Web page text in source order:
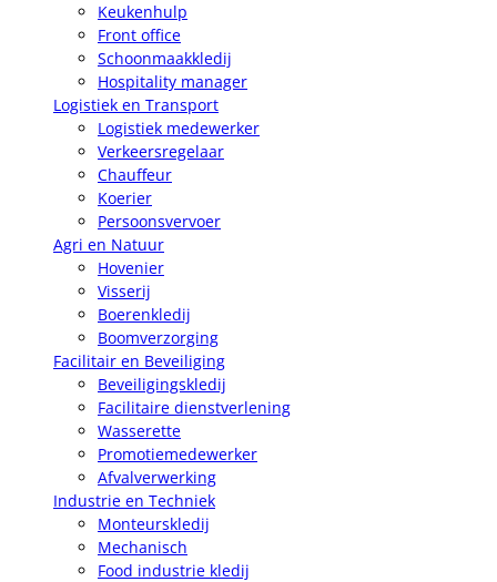
Keukenhulp
Front office
Schoonmaakkledij
Hospitality manager
Logistiek en Transport
Logistiek medewerker
Verkeersregelaar
Chauffeur
Koerier
Persoonsvervoer
Agri en Natuur
Hovenier
Visserij
Boerenkledij
Boomverzorging
Facilitair en Beveiliging
Beveiligingskledij
Facilitaire dienstverlening
Wasserette
Promotiemedewerker
Afvalverwerking
Industrie en Techniek
Monteurskledij
Mechanisch
Food industrie kledij